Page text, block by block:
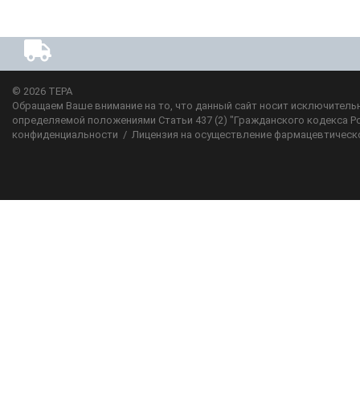
© 2026 ТЕРА
Обращаем Ваше внимание на то, что данный сайт носит
определяемой положениями Статьи 437 (2) "Гражданского кодекса
конфиденциальности / Лицензия на осуществление